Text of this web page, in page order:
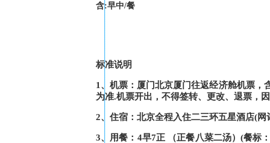
含:早中/餐
标准说明
1、机票：厦门北京厦门往返经济舱机票，
为准.机票开出，不得签转、更改、退票，
2、住宿：北京全程入住二三环五星酒店(
3、用餐：4早7正 （正餐八菜二汤）(餐标